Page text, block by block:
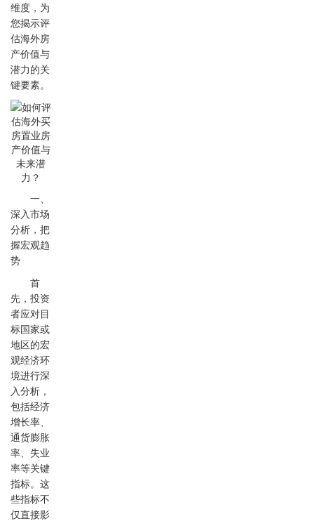
维度，为
您揭示评
估海外房
产价值与
潜力的关
键要素。
一、
深入市场
分析，把
握宏观趋
势
首
先，投资
者应对目
标国家或
地区的宏
观经济环
境进行深
入分析，
包括经济
增长率、
通货膨胀
率、失业
率等关键
指标。这
些指标不
仅直接影